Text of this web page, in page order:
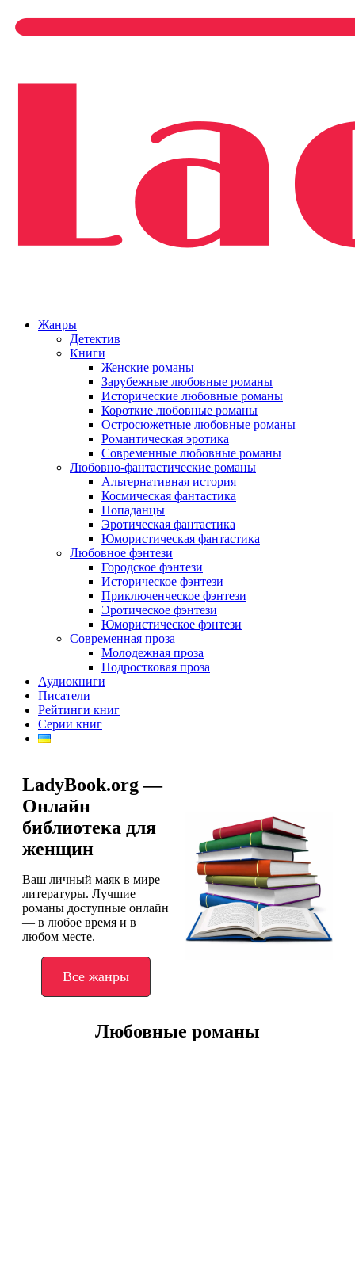
Жанры
Детектив
Книги
Женские романы
Зарубежные любовные романы
Исторические любовные романы
Короткие любовные романы
Остросюжетные любовные романы
Романтическая эротика
Современные любовные романы
Любовно-фантастические романы
Альтернативная история
Космическая фантастика
Попаданцы
Эротическая фантастика
Юмористическая фантастика
Любовное фэнтези
Городское фэнтези
Историческое фэнтези
Приключенческое фэнтези
Эротическое фэнтези
Юмористическое фэнтези
Современная проза
Молодежная проза
Подростковая проза
Аудиокниги
Писатели
Рейтинги книг
Серии книг
LadyBook.org —
Онлайн
библиотека для
женщин
Ваш личный маяк в мире
литературы. Лучшие
романы доступные онлайн
— в любое время и в
любом месте.
Все жанры
Любовные романы